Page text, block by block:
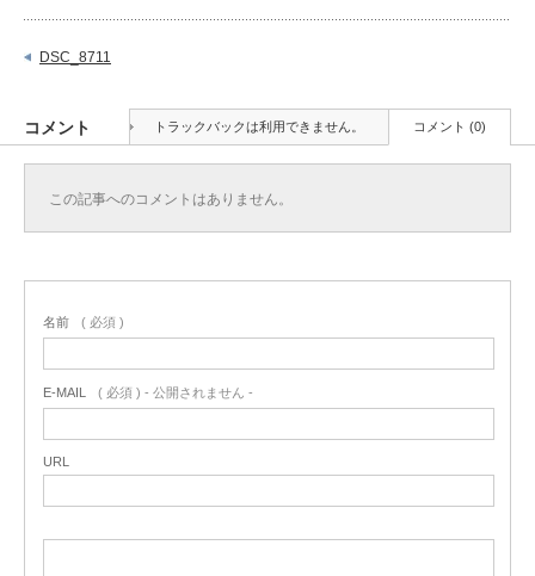
DSC_8711
コメント トラックバックは利用できません。 コメント (0)
この記事へのコメントはありません。
名前 ( 必須 )
E-MAIL ( 必須 ) - 公開されません -
URL